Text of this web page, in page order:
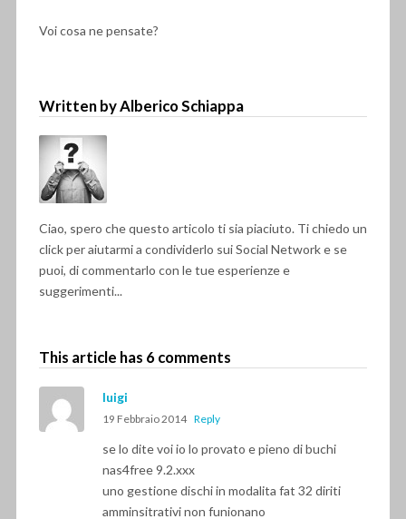
Voi cosa ne pensate?
Written by Alberico Schiappa
Ciao, spero che questo articolo ti sia piaciuto. Ti chiedo un
click per aiutarmi a condividerlo sui Social Network e se
puoi, di commentarlo con le tue esperienze e
suggerimenti...
This article has 6 comments
luigi
19 Febbraio 2014 Reply
se lo dite voi io lo provato e pieno di buchi
nas4free 9.2.xxx
uno gestione dischi in modalita fat 32 diriti
amminsitrativi non funionano